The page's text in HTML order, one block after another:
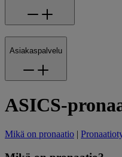
Asiakaspalvelu
ASICS-
Mikä on pronaatio |